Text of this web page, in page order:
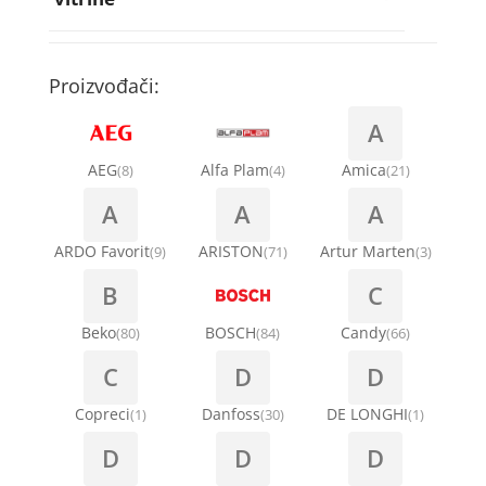
Ručice za vrata za veš mašinu
Šarke za veš mašine
Stakla i okviri vrata za veš mašinu
Termostati i hidrostati za veš mašine
Točkići za sudo mašine
Kompresori za klima uređaje
Kondenz creva
Nosači za klimu
Ostali materijal za montažu klima uređaja
Proizvođači:
AEG(8) Alfa Plam(4)
A
Amica(21)
A
ARDO Favorit(9)
A
ARISTON(71)
A
Artur Marten(3)
B
Beko(80) BOSCH(84)
C
Candy(66)
C
Copreci(1)
D
Danfoss(30)
D
DE LONGHI(1)
D D D